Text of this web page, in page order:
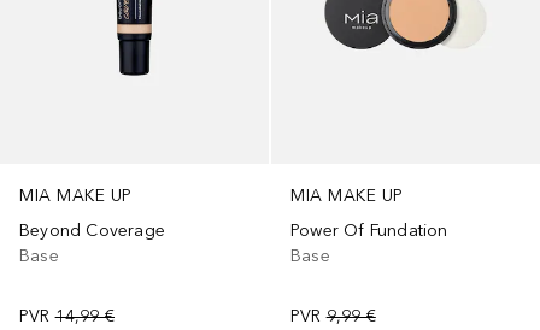
MIA MAKE UP
Beyond Coverage
Base
PVR 14,99 €
MIA MAKE UP
Power Of Fundation
Base
PVR 9,99 €